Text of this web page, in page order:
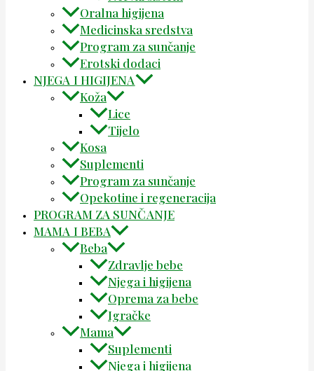
Oralna higijena
Medicinska sredstva
Program za sunčanje
Erotski dodaci
NJEGA I HIGIJENA
Koža
Lice
Tijelo
Kosa
Suplementi
Program za sunčanje
Opekotine i regeneracija
PROGRAM ZA SUNČANJE
MAMA I BEBA
Beba
Zdravlje bebe
Njega i higijena
Oprema za bebe
Igračke
Mama
Suplementi
Njega i higijena